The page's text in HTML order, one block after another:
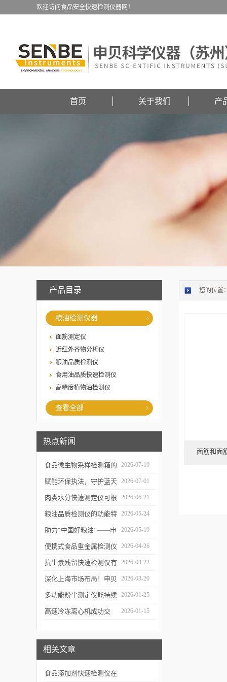
欢迎访问食品安全快速检测仪器网！
首页 关于我们 产
产品目录
粮油检测仪器
面筋测定仪
近红外谷物分析仪
粮油品质检测仪
食用油品质快速检测仪
高精度植物油检测仪
查看全部
热点新闻
食品微生物采样检测箱的
结构功能及具体使用流程
介绍
2026-07-19
赋能环保执法，守护蓝天
白云——粉尘测定仪成功
交付某市生态环境执法支
队
2026-07-01
肉类水分快速测定仪可根
据不同肉品的特性切换对
应检测模式
2026-06-21
粮油品质检测仪的功能特
点及优势体现
2026-05-24
助力“中国好粮油”——申
贝科学仪器粮油检测仪器
整装发往粮油站
2026-05-19
便携式食品重金属检测仪
有哪些特点值得选择？
2026-04-26
抗生素残留快速检测仪有
哪些优势值得选择？
2026-03-22
深化上海市场布局！申贝
科学仪器水质在线监测仪
成功签约沪上客户
2026-03-20
多功能粉尘测定仪能持续
监测粉尘浓度，实时显示
2026-01-25
高速冷冻离心机成功交 2026-01-15
相关文章
食品添加剂快速检测仪在
您的位置
面筋和面